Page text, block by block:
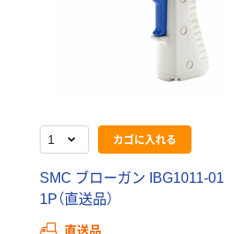
カゴに入れる
SMC ブローガン IBG1011-01
1P（直送品）
直送品